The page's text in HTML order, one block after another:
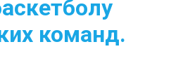
команд.